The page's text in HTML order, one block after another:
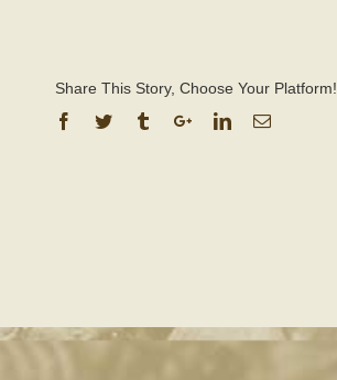
Share This Story, Choose Your Platform!